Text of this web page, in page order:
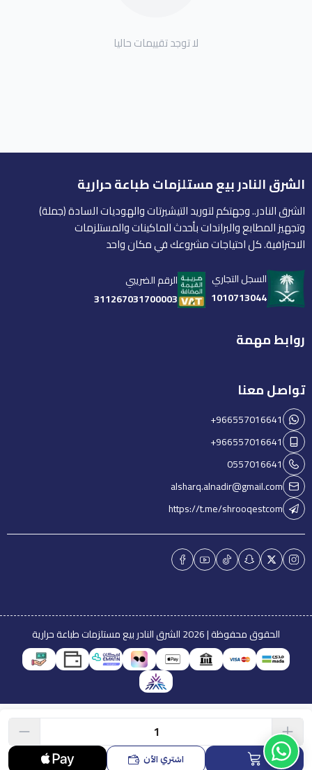
اشتري الآن
لا توجد تقييمات حاليا
الشرق النادر بيع مستلزمات طباعة حرارية
الشرق النادر.. وجهتكم لتوريد التيشيرتات والهوديات السادة (جملة)
وتجهيز المطابع والبراندات بأحدث الماكينات والمستلزمات
الاحترافية. كل احتياجات مشروعك في مكان واحد
السجل التجاري
1010713044
الرقم الضريبي
311267031700003
روابط مهمة
تواصل معنا
+966557016641
+966557016641
0557016641
alsharq.alnadir@gmail.com
https://t.me/shrooqestcom
الحقوق محفوظة | 2026 الشرق النادر بيع مستلزمات طباعة حرارية